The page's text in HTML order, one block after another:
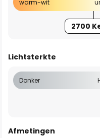
warm-wit
2700
Lichtsterkte
Donker
Afmetingen